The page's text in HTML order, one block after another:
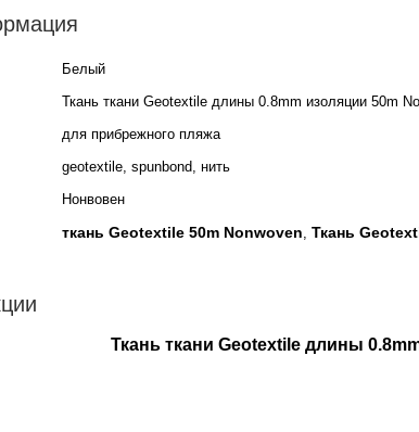
Белый
Ткань ткани Geotextile длины 0.8mm изоляции 50m
для прибрежного пляжа
geotextile, spunbond, нить
Нонвовен
ткань Geotextile 50m Nonwoven, Ткань
Ткань ткани Geotextile длины